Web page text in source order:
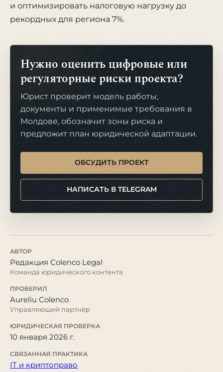
и оптимизировать налоговую нагрузку до
рекордных для региона 7%.
Нужно оценить цифровые или
регуляторные риски проекта?
Юрист проверит модель работы,
документы и применимые требования в
Молдове, обозначит зоны риска и
предложит план юридической адаптации.
ОБСУДИТЬ ПРОЕКТ
НАПИСАТЬ В TELEGRAM
АВТОР
Редакция Colenco Legal
Команда юридического контента
ПРОВЕРИЛ
Aureliu Colenco
Управляющий партнёр
ЮРИДИЧЕСКАЯ ПРОВЕРКА
10 января 2026 г.
СВЯЗАННАЯ ПРАКТИКА
IT и криптоправо